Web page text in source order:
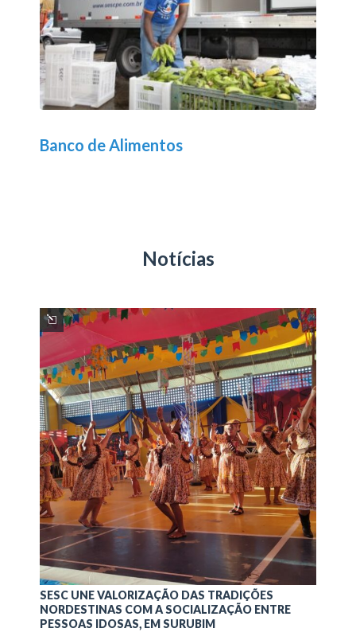
Banco de Alimentos
Notícias
SESC UNE VALORIZAÇÃO DAS TRADIÇÕES
NORDESTINAS COM A SOCIALIZAÇÃO ENTRE
PESSOAS IDOSAS, EM SURUBIM